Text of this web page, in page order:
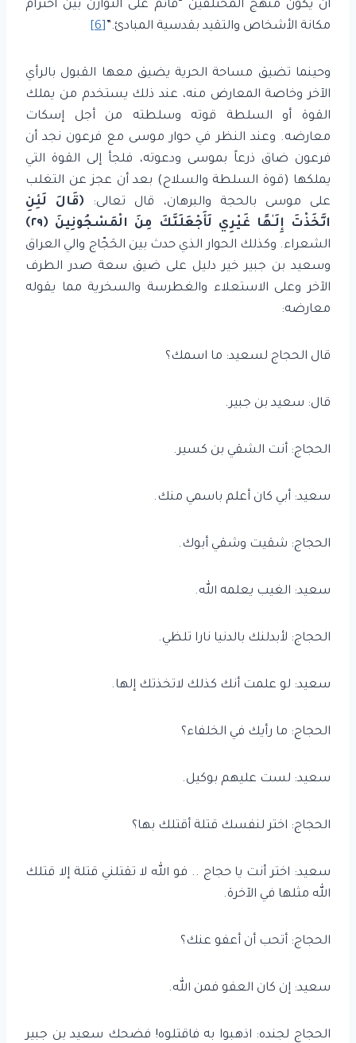
أن يكون منهج المختلفين “قائم على التوازن بين احترام
مكانة الأشخاص والتقيد بقدسية المبادئ.” [6]
وحينما تضيق مساحة الحرية يضيق معها القبول بالرأي
الآخر وخاصة المعارض منه، عند ذلك يستخدم من يملك
القوة أو السلطة قوته وسلطته من أجل إسكات
معارضه. وعند النظر في حوار موسى مع فرعون نجد أن
فرعون ضاق ذرعاً بموسى ودعوته، فلجأ إلى القوة التي
يملكها (قوة السلطة والسلاح) بعد أن عجز عن التغلب
على موسى بالحجة والبرهان، قال تعالى: ﴿قَالَ لَئِنِ
اتَّخَذْتَ إِلَـٰهًا غَيْرِي لَأَجْعَلَنَّكَ مِنَ الْمَسْجُونِينَ ﴿٢٩﴾
الشعراء. وكذلك الحوار الذي حدث بين الحَجّاج والي العراق
وسعيد بن جبير خير دليل على ضيق سعة صدر الطرف
الآخر وعلى الاستعلاء والغطرسة والسخرية مما يقوله
معارضه:
قال الحجاج لسعيد: ما اسمك؟
قال: سعيد بن جبير.
الحجاج: أنت الشقي بن كسير.
سعيد: أبي كان أعلم باسمي منك.
الحجاج: شقيت وشقي أبوك.
سعيد: الغيب يعلمه الله.
الحجاج: لأبدلنك بالدنيا نارا تلظي.
سعيد: لو علمت أنك كذلك لاتخذتك إلها.
الحجاج: ما رأيك في الخلفاء؟
سعيد: لست عليهم بوكيل.
الحجاج: اختر لنفسك قتلة أقتلك بها؟
سعيد: اختر أنت يا حجاج .. فو الله لا تقتلني قتلة إلا قتلك
الله مثلها في الآخرة.
الحجاج: أتحب أن أعفو عنك؟
سعيد: إن كان العفو فمن الله.
الحجاج لجنده: اذهبوا به فاقتلوه! فضحك سعيد بن جبير